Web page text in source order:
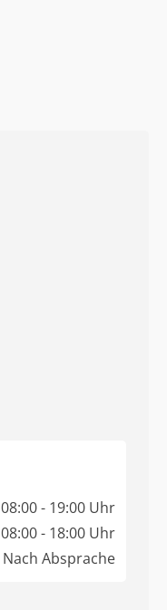
08:00 - 19:00 Uhr
08:00 - 18:00 Uhr
Nach Absprache